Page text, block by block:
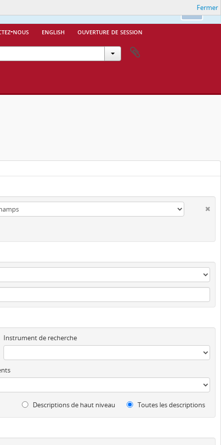
nous english ouverture de session
Fermer
Instrument de recherche
Descriptions de haut niveau Toutes les descriptions